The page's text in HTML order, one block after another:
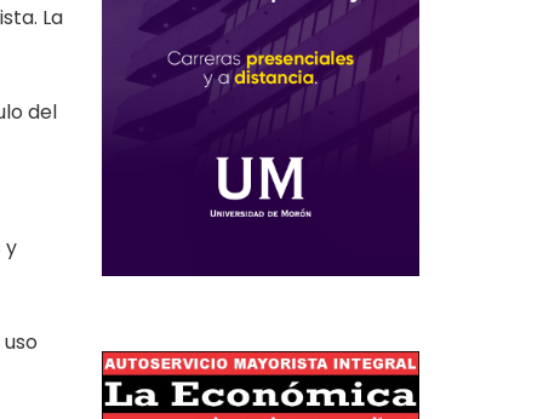
La
del
y